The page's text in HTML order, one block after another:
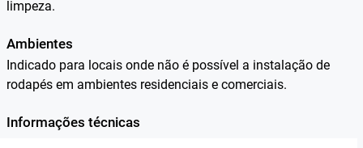
limpeza.
Ambientes
Indicado para locais onde não é possível a instalação de
rodapés em ambientes residenciais e comerciais.
Informações técnicas